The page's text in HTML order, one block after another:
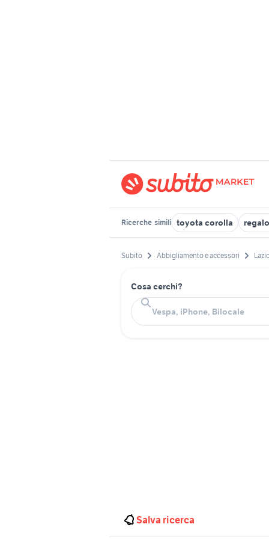
Ricerche simili toyota corolla
Subito Abbigliamento e accessori
Cosa cerchi?
Salva ricerca